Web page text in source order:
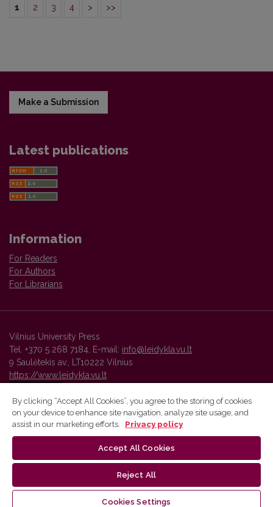
1 2 3 4 > >>
Make a Submission
Latest publications
Information
For Readers
For Authors
For Librarians
Vilnius University Press
Tel. +370 5 268 7184, E-mail: info@leidykla.vu.lt
9 Saulėtekis av., LT10222 Vilnius
https://www.leidykla.vu.lt
Vilnius University Press platform and metadata are distributed by
By clicking “Accept All Cookies”, you agree to the storing of cookies
on your device to enhance site navigation, analyze site usage, and
assist in our marketing efforts.
Privacy policy
Accept All Cookies
Reject All
Cookies Settings